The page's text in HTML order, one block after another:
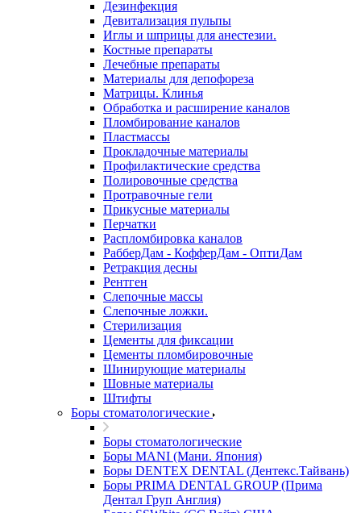
Дезинфекция
Девитализация пульпы
Иглы и шприцы для анестезии.
Костные препараты
Лечебные препараты
Материалы для депофореза
Матрицы. Клинья
Обработка и расширение каналов
Пломбирование каналов
Пластмассы
Прокладочные материалы
Профилактические средства
Полировочные средства
Протравочные гели
Прикусные материалы
Перчатки
Распломбировка каналов
РабберДам - КофферДам - ОптиДам
Ретракция десны
Рентген
Слепочные массы
Слепочные ложки.
Стерилизация
Цементы для фиксации
Цементы пломбировочные
Шинирующие материалы
Шовные материалы
Штифты
Боры стоматологические
Боры стоматологические
Боры MANI (Мани. Япония)
Боры DENTEX DENTAL (Дентекс.Тайвань)
Боры PRIMA DENTAL GROUP (Прима
Дентал Груп Англия)